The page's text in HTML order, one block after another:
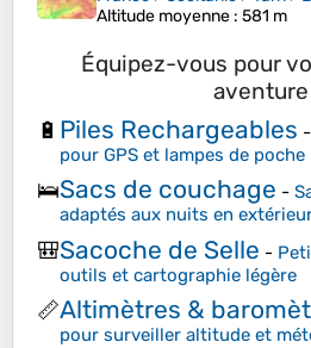
Altitude moyenne : 581 m
Équipez-vous pour
aventure
🔋 Piles Rechargeables -
pour GPS et lampes de poche
🛌Sacs de couchage -
adaptés aux nuits en
🎒Sacoche de Selle -
outils et cartographie légère
📏Altimètres &
pour surveiller altitude et